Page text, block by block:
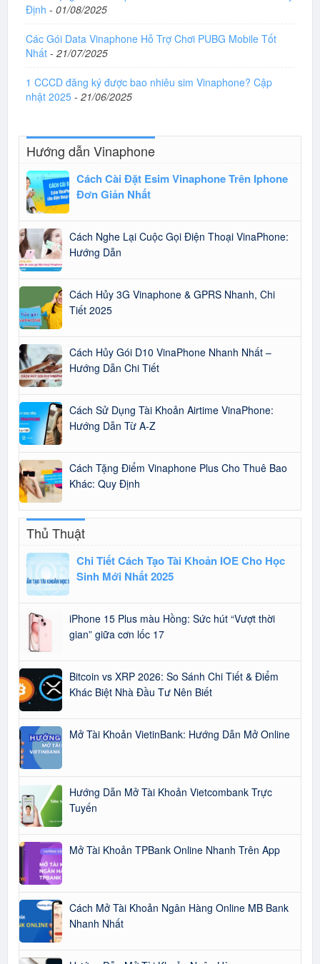
Định - 01/08/2025
Các Gói Data Vinaphone Hỗ Trợ Chơi PUBG Mobile Tốt
Nhất - 21/07/2025
1 CCCD đăng ký được bao nhiêu sim Vinaphone? Cập
nhật 2025 - 21/06/2025
Hướng dẫn Vinaphone
Cách Cài Đặt Esim Vinaphone Trên Iphone
Đơn Giản Nhất
Cách Nghe Lại Cuộc Gọi Điện Thoại VinaPhone:
Hướng Dẫn
Cách Hủy 3G Vinaphone & GPRS Nhanh, Chi
Tiết 2025
Cách Hủy Gói D10 VinaPhone Nhanh Nhất –
Hướng Dẫn Chi Tiết
Cách Sử Dụng Tài Khoản Airtime VinaPhone:
Hướng Dẫn Từ A-Z
Cách Tặng Điểm Vinaphone Plus Cho Thuê Bao
Khác: Quy Định
Thủ Thuật
Chi Tiết Cách Tạo Tài Khoản IOE Cho Học
Sinh Mới Nhất 2025
iPhone 15 Plus màu Hồng: Sức hút “Vượt thời
gian” giữa cơn lốc 17
Bitcoin vs XRP 2026: So Sánh Chi Tiết & Điểm
Khác Biệt Nhà Đầu Tư Nên Biết
Mở Tài Khoản VietinBank: Hướng Dẫn Mở Online
Hướng Dẫn Mở Tài Khoản Vietcombank Trực
Tuyến
Mở Tài Khoản TPBank Online Nhanh Trên App
Cách Mở Tài Khoản Ngân Hàng Online MB Bank
Nhanh Nhất